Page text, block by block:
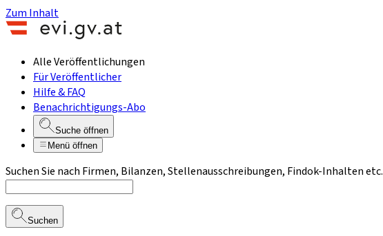
Zum Inhalt
Alle Veröffentlichungen
Für Veröffentlicher
Hilfe & FAQ
Benachrichtigungs-Abo
Suche öffnen
Menü öffnen
Suchen Sie nach Firmen, Bilanzen, Stellenausschreibungen, Findok-Inhalten etc.
Suchen